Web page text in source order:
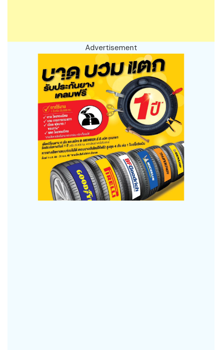
Advertisement